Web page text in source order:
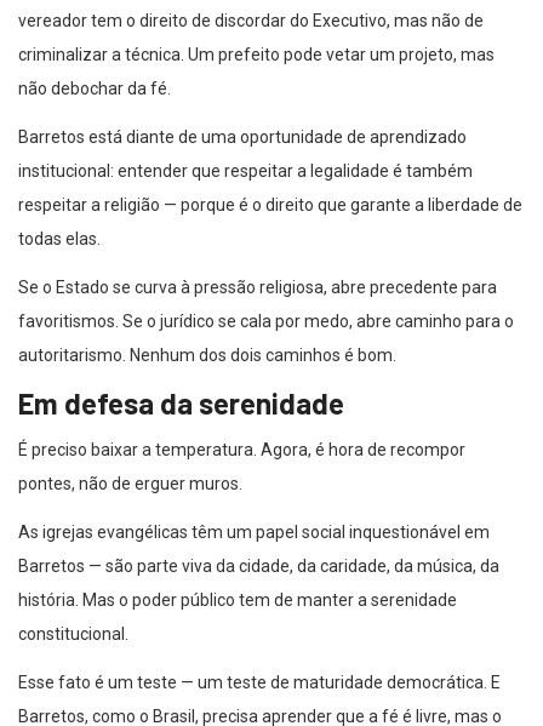
vereador tem o direito de discordar do Executivo, mas não de
criminalizar a técnica. Um prefeito pode vetar um projeto, mas
não debochar da fé.
Barretos está diante de uma oportunidade de aprendizado
institucional: entender que respeitar a legalidade é também
respeitar a religião — porque é o direito que garante a liberdade de
todas elas.
Se o Estado se curva à pressão religiosa, abre precedente para
favoritismos. Se o jurídico se cala por medo, abre caminho para o
autoritarismo. Nenhum dos dois caminhos é bom.
Em defesa da serenidade
É preciso baixar a temperatura. Agora, é hora de recompor
pontes, não de erguer muros.
As igrejas evangélicas têm um papel social inquestionável em
Barretos — são parte viva da cidade, da caridade, da música, da
história. Mas o poder público tem de manter a serenidade
constitucional.
Esse fato é um teste — um teste de maturidade democrática. E
Barretos, como o Brasil, precisa aprender que a fé é livre, mas o